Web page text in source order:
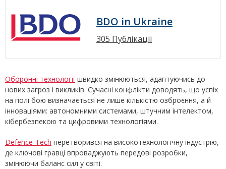
BDO in Ukraine
305 Публікації
Оборонні технології швидко змінюються, адаптуючись до
нових загроз і викликів. Сучасні конфлікти доводять, що успіх
на полі бою визначається не лише кількістю озброєння, а й
інноваціями: автономними системами, штучним інтелектом,
кібербезпекою та цифровими технологіями.
Defence-Tech перетворився на високотехнологічну індустрію,
де ключові гравці впроваджують передові розробки,
змінюючи баланс сил у світі.